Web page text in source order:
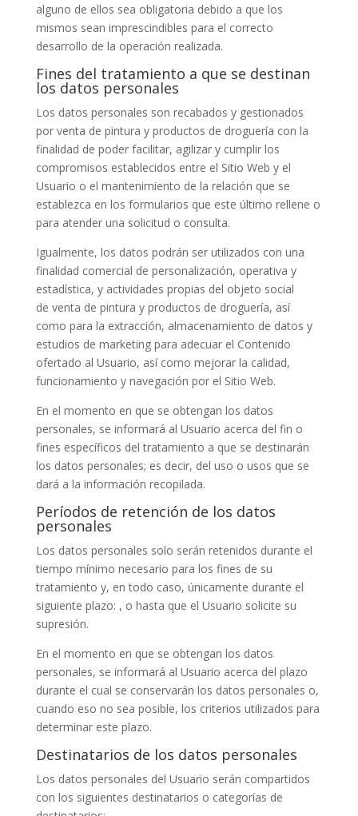
alguno de ellos sea obligatoria debido a que los
mismos sean imprescindibles para el correcto
desarrollo de la operación realizada.
Fines del tratamiento a que se destinan
los datos personales
Los datos personales son recabados y gestionados
por venta de pintura y productos de droguería con la
finalidad de poder facilitar, agilizar y cumplir los
compromisos establecidos entre el Sitio Web y el
Usuario o el mantenimiento de la relación que se
establezca en los formularios que este último rellene o
para atender una solicitud o consulta.
Igualmente, los datos podrán ser utilizados con una
finalidad comercial de personalización, operativa y
estadística, y actividades propias del objeto social
de venta de pintura y productos de droguería, así
como para la extracción, almacenamiento de datos y
estudios de marketing para adecuar el Contenido
ofertado al Usuario, así como mejorar la calidad,
funcionamiento y navegación por el Sitio Web.
En el momento en que se obtengan los datos
personales, se informará al Usuario acerca del fin o
fines específicos del tratamiento a que se destinarán
los datos personales; es decir, del uso o usos que se
dará a la información recopilada.
Períodos de retención de los datos
personales
Los datos personales solo serán retenidos durante el
tiempo mínimo necesario para los fines de su
tratamiento y, en todo caso, únicamente durante el
siguiente plazo: , o hasta que el Usuario solicite su
supresión.
En el momento en que se obtengan los datos
personales, se informará al Usuario acerca del plazo
durante el cual se conservarán los datos personales o,
cuando eso no sea posible, los criterios utilizados para
determinar este plazo.
Destinatarios de los datos personales
Los datos personales del Usuario serán compartidos
con los siguientes destinatarios o categorías de